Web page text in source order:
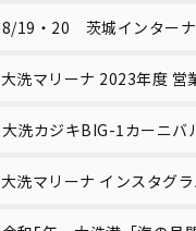
8/19・20 茨城インターナ
大洗マリーナ 2023年度 営
大洗カジキBIG-1カーニ
大洗マリーナ インスタグ